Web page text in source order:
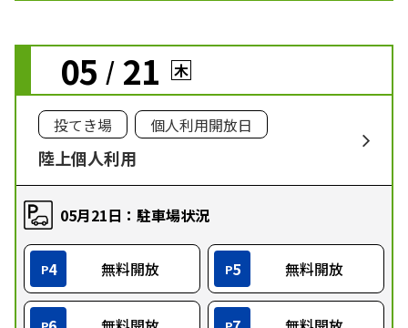
05 / 21 木
投てき場 個人利用開放日
陸上個人利用
05月21日：駐車場状況
P4 無料開放 P5 無料開放